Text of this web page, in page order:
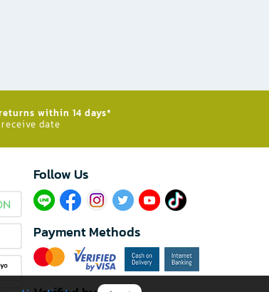
within 14 days*
date
Follow Us​
Payment Methods